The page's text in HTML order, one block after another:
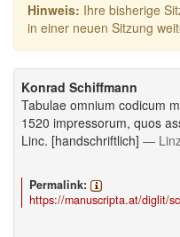
Hinweis: Ihre bisherige
in einer neuen Sitzung
Konrad Schiffmann
Tabulae omnium codicum
1520 impressorum, quos
Linc. [handschriftlich] —
Permalink:
https://manuscripta.at/diglit/